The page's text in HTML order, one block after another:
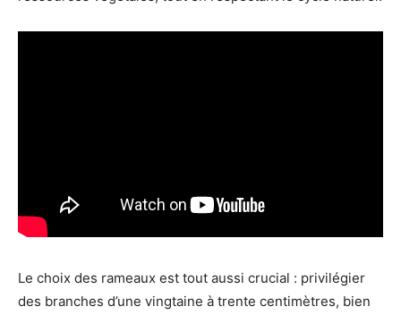
Le choix des rameaux est tout aussi crucial : privilégier
des branches d’une vingtaine à trente centimètres, bien